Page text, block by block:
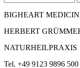
Suchformular
BIGHEART
HERBERT
NATURHEILPRAXIS
Tel. +49 9123 9896 500